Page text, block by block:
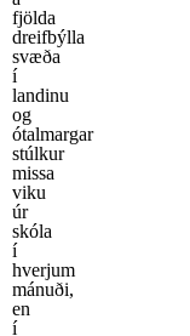
fjölda
dreifbýlla
svæða
í
landinu
og
ótalmargar
stúlkur
missa
viku
úr
skóla
í
hverjum
mánuði,
en
í